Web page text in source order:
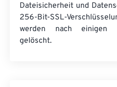
Dateisicherheit und
256-Bit-SSL-
werden nach einigen
gelöscht.